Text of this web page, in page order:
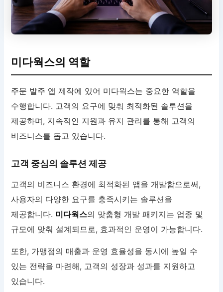
미다웍스의 역할
주문 발주 앱 제작에 있어 미다웍스는 중요한 역할을
수행합니다. 고객의 요구에 맞춰 최적화된 솔루션을
제공하며, 지속적인 지원과 유지 관리를 통해 고객의
비즈니스를 돕고 있습니다.
고객 중심의 솔루션 제공
고객의 비즈니스 환경에 최적화된 앱을 개발함으로써,
사용자의 다양한 요구를 충족시키는 솔루션을
제공합니다. 미다웍스의 맞춤형 개발 패키지는 업종 및
규모에 맞춰 설계되므로, 효과적인 운영이 가능합니다.
또한, 가맹점의 매출과 운영 효율성을 동시에 높일 수
있는 전략을 마련해, 고객의 성장과 성과를 지원하고
있습니다.